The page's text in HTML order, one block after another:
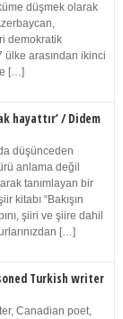
düşmek olarak
demokratik
ülke arasından ikinci
[…]
hayattır’ / Didem
düşünceden
anlama değil
tanımlayan bir
kitabı “Bakışın
şiiri ve şiire dahil
[…]
Turkish writer
Canadian poet,